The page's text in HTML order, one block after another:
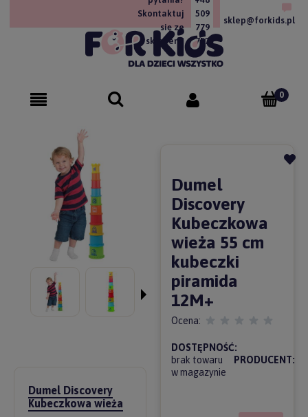
Skontaktuj
się ze
sklepem!
509
779
757
sklep@forkids.pl
Dumel Discovery
Kubeczkowa wieża
Dumel
Discovery
Kubeczkowa
wieża 55 cm
kubeczki
piramida
12M+
Ocena:
DOSTĘPNOŚĆ:
brak towaru
w magazynie
PRODUCENT: